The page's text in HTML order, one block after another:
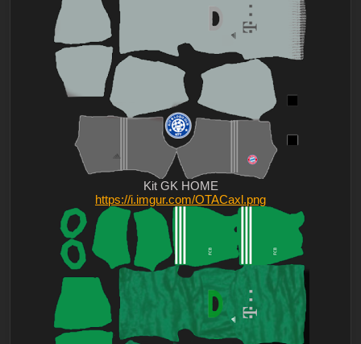
Kit GK HOME
https://i.imgur.com/OTACaxl.png